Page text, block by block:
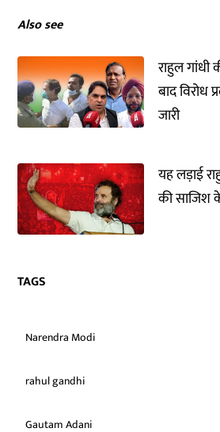
Also see
राहुल गांधी
बाद विरोध
जारी
यह लड़ाई
की साजिश
TAGS
Narendra Modi
rahul gandhi
Gautam Adani